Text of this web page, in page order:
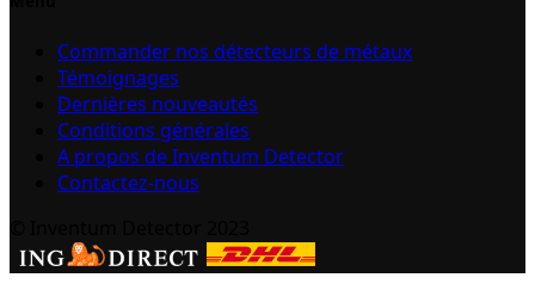
Commander nos détecteurs de métaux
Témoignages
Dernières nouveautés
Conditions générales
A propos de Inventum Detector
Contactez-nous